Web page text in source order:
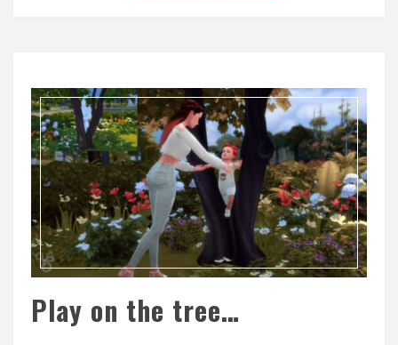
Play on the tree…